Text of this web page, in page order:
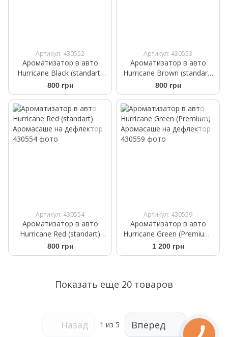
Артикул: 430552
Ароматизатор в авто
Hurricane Black (standart)
Аромасаше на дефлектор
800 грн
Артикул: 430553
Ароматизатор в авто
Hurricane Brown (standart)
Аромасаше на дефлектор
800 грн
Артикул: 430554
Ароматизатор в авто
Hurricane Red (standart)
Аромасаше на дефлектор
800 грн
Артикул: 430559
Ароматизатор в авто
Hurricane Green (Premium)
Аромасаше на дефлектор
1 200 грн
Показать еще 20 товаров
Назад 1 из 5 Вперед